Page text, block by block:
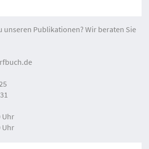
unseren Publikationen? Wir beraten Sie
Uhr
Uhr